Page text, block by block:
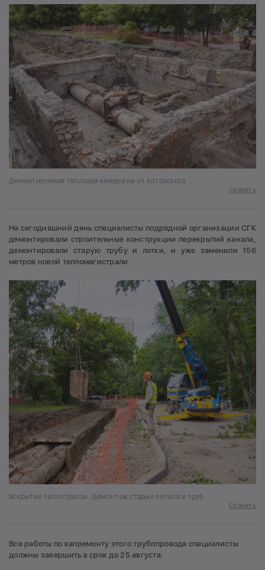
Демонтируемая тепловая камера на ул.Котовского
Скачать
На сегодняшний день специалисты подрядной организации СГК
демонтировали строительные конструкции перекрытий канала,
демонтировали старую трубу и лотки, и уже заменили 156
метров новой тепломагистрали.
Вскрытие теплотрассы. Демонтаж старых лотков и труб
Скачать
Все работы по капремонту этого трубопровода специалисты
должны завершить в срок до 25 августа.